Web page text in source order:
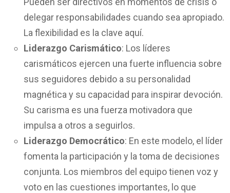
delegar responsabilidades cuando sea apropiado.
La flexibilidad es la clave aquí.
Liderazgo Carismático: Los líderes
carismáticos ejercen una fuerte influencia sobre
sus seguidores debido a su personalidad
magnética y su capacidad para inspirar devoción.
Su carisma es una fuerza motivadora que
impulsa a otros a seguirlos.
Liderazgo Democrático: En este modelo, el líder
fomenta la participación y la toma de decisiones
conjunta. Los miembros del equipo tienen voz y
voto en las cuestiones importantes, lo que